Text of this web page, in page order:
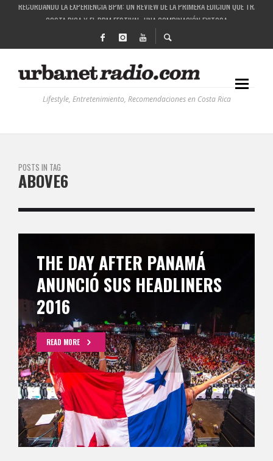
COSTA RICA Y EL BPM FESTIVAL: UNA COMBINACIÓN EXITOSA
RUTAS NATURBANAS: EL PROYECTO QUE ESTÁ TRANSFORMANDO LA CALIDAD DE
LA HISTORIA DETRÁS DE LA MÚSICA ELECTRÓNICA: BBC RADIOPHONIC WORKSHOP
Lifestyle, Entretenimiento, Recomendaciones en Costa Rica
POSTS IN TAG
ABOVE6
THE DAY AFTER PANAMÁ
ANUNCIÓ SUS HEADLINERS
2016
READ MORE